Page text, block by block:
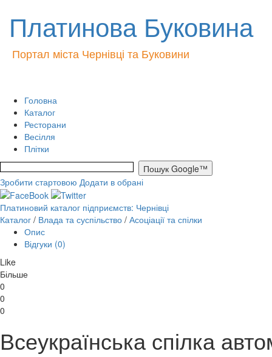
Платинова Буковина
Портал міста Чернівці та Буковини
Головна
Каталог
Ресторани
Весілля
Плітки
Зробити стартовою Додати в обрані
Платиновий каталог підприємств: Чернівці
Каталог / Влада та суспільство / Асоціації та спілки
Опис
Відгуки (0)
Like
Більше
0
0
0
Всеукраїнська спілка